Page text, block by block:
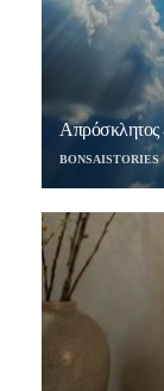
Απρόσκλητος
BONSAISTORIES